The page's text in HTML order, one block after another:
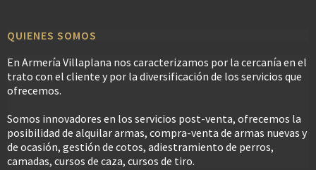
QUIENES SOMOS
En Armería Villaplana nos caracterizamos por la cercanía en el
trato con el cliente y por la diversificación de los servicios que
ofrecemos.
Somos innovadores en los servicios post-venta, ofrecemos la
posibilidad de alquilar armas, compra-venta de armas nuevas y
de ocasión, gestión de cotos, adiestramiento de perros,
camadas, cursos de caza, cursos de tiro.